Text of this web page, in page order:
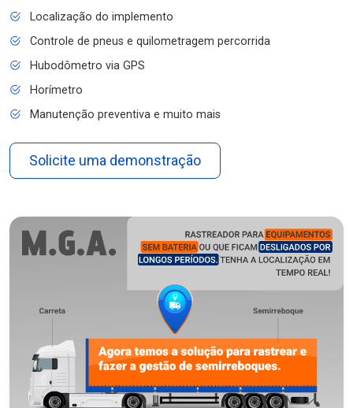
Localização do implemento
Controle de pneus e quilometragem percorrida
Hubodômetro via GPS
Horímetro
Manutenção preventiva e muito mais
Solicite uma demonstração